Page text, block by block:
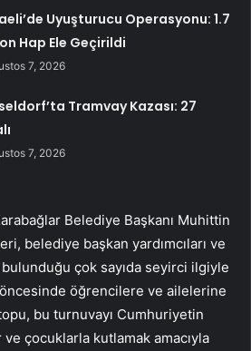
Uyuşturucu Operasyonu: 1.7
Hap Ele Geçirildi
7, 2026
Tramvay Kazası: 27
7, 2026
Belediye Başkanı Muhittin
belediye başkan yardımcıları ve
çok sayıda seyirci ilgiyle
öğrencilere ve ailelerine
bu turnuvayı Cumhuriyetin
ve çocuklarla kutlamak amacıyla